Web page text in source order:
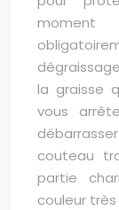
moment
la graisse
vous
couteau
partie
couleur très